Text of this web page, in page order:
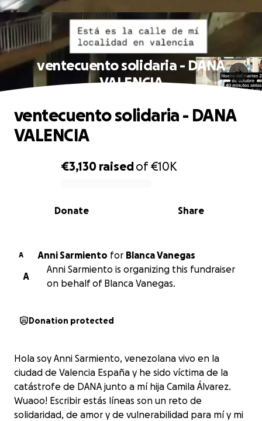
ventecuento solidaria - DANA
VALENCIA
0% complete
€3,130 raisedof€10K
Share
Donate
ventecuento solidaria - DANA
VALENCIA
A Anni Sarmiento for
Blanca Vanegas
A
Anni Sarmiento is organizing this fundraiser
on behalf of Blanca Vanegas.
Donation protected
Hola soy Anni Sarmiento, venezolana vivo en la
ciudad de Valencia España y he sido víctima de la
catástrofe de DANA junto a mí hija Camila Álvarez.
Wuaoo! Escribir estás líneas son un reto de
solidaridad, de amor y de vulnerabilidad para mí y mi